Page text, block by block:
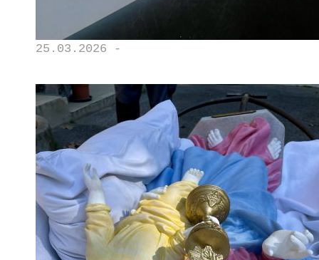
25.03.2026 -